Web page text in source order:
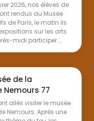
2026, nos élèves de
rendus au Musée
de Paris, le matin ils
sur les arts
midi participer ...
de la
Nemours 77
allés visiter le musée
Nemours. Après une